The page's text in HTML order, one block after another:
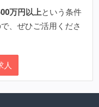
万円以上という条件
、ぜひご活用くださ
人